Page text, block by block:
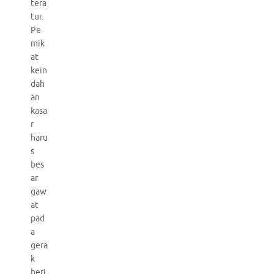
tera
tur.
Pe
mik
at
kein
dah
an
kasa
r
haru
s
bes
ar
gaw
at
pad
a
gera
k